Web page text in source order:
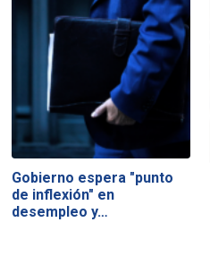
Gobierno espera "punto
de inflexión" en
desempleo y…